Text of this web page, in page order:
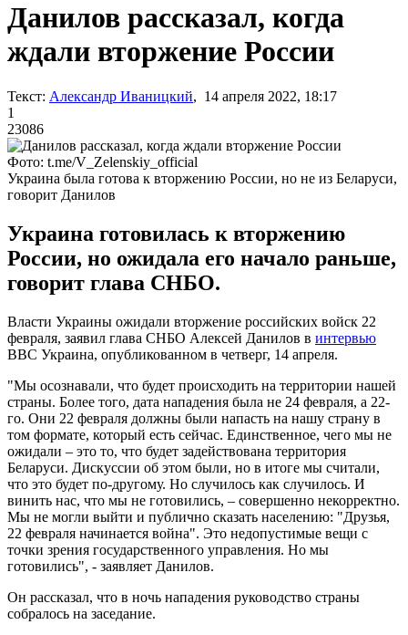
Данилов рассказал, когда
ждали вторжение России
Текст: Александр Иваницкий, 14 апреля 2022, 18:17
1
23086
Фото: t.me/V_Zelenskiy_official
Украина была готова к вторжению России, но не из Беларуси,
говорит Данилов
Украина готовилась к вторжению
России, но ожидала его начало раньше,
говорит глава СНБО.
Власти Украины ожидали вторжение российских войск 22
февраля, заявил глава СНБО Алексей Данилов в интервью
ВВС Украина, опубликованном в четверг, 14 апреля.
"Мы осознавали, что будет происходить на территории нашей
страны. Более того, дата нападения была не 24 февраля, а 22-
го. Они 22 февраля должны были напасть на нашу страну в
том формате, который есть сейчас. Единственное, чего мы не
ожидали – это то, что будет задействована территория
Беларуси. Дискуссии об этом были, но в итоге мы считали,
что это будет по-другому. Но случилось как случилось. И
винить нас, что мы не готовились, – совершенно некорректно.
Мы не могли выйти и публично сказать населению: "Друзья,
22 февраля начинается война". Это недопустимые вещи с
точки зрения государственного управления. Но мы
готовились", - заявляет Данилов.
Он рассказал, что в ночь нападения руководство страны
собралось на заседание.